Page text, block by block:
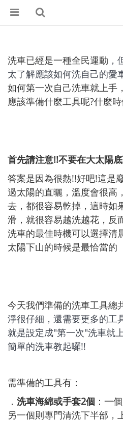
洗車已經是一種全民運動
太了解應該如何洗自己的愛
如何第一次自己洗車就上手
應該準備什麼工具呢?什麼
首先請注意!!不要在大太陽
答案是因為很熱!!好吧!這是
過太陽的直曬，溫度會很高
去，都很容易乾掉，這時如
滑，就很容易越洗越花，反
洗車的最佳時機可以選擇清
太陽下山的時候是最恰當的
今天我們準備的洗車工具總
淨很仔細，還需要更多的工
就是設定成"第一次"洗車就
簡單的洗車教起囉!!
需準備的工具有：
． 洗車海綿或手套2個 ：一
另一個則專門清洗下半部，